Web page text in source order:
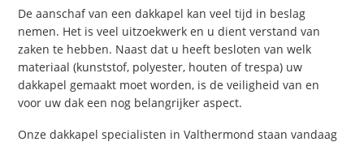
De aanschaf van een dakkapel kan veel tijd in beslag
nemen. Het is veel uitzoekwerk en u dient verstand van
zaken te hebben. Naast dat u heeft besloten van welk
materiaal (kunststof, polyester, houten of trespa) uw
dakkapel gemaakt moet worden, is de veiligheid van en
voor uw dak een nog belangrijker aspect.
Onze dakkapel specialisten in Valthermond staan vandaag